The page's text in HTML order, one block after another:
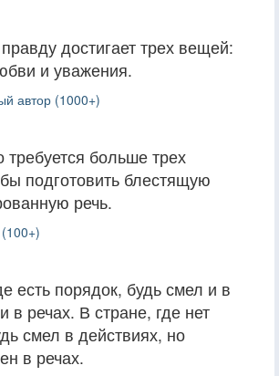
достигает трех вещей:
и уважения.
автор (1000+)
больше трех
подготовить блестящую
речь.
есть порядок, будь смел и в
в речах. В стране, где нет
смел в действиях, но
в речах.